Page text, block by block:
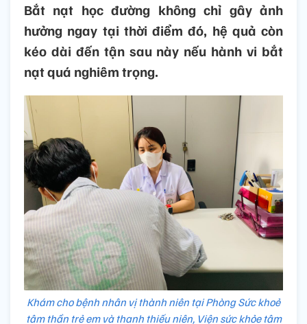
Bắt nạt học đường không chỉ gây ảnh
hưởng ngay tại thời điểm đó, hệ quả còn
kéo dài đến tận sau này nếu hành vi bắt
nạt quá nghiêm trọng.
Khám cho bệnh nhân vị thành niên tại Phòng Sức khoẻ
tâm thần trẻ em và thanh thiếu niên, Viện sức khỏe tâm